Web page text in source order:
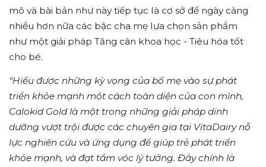
mô và bài bản như này tiếp tục là cơ sở để ngày càng
nhiều hơn nữa các bậc cha mẹ lựa chọn sản phẩm
như một giải pháp Tăng cân khoa học - Tiêu hóa tốt
cho bé.
“Hiểu được những kỳ vọng của bố mẹ vào sự phát
triển khỏe mạnh một cách toàn diện của con mình,
Calokid Gold là một trong những giải pháp dinh
dưỡng vượt trội được các chuyên gia tại VitaDairy nỗ
lực nghiên cứu và ứng dụng để giúp trẻ phát triển
khỏe mạnh, và đạt tầm vóc lý tưởng. Đây chính là